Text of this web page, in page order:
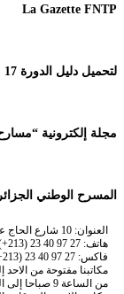
La Gazette FNTP
لتحميل دليل الدورة 17 من المهرجان الوطني للمسرح المحترف
مجلة إلكترونية “مسارح” أكتوبر
المسرح الوطني
العنوان: 10 شارع الحاج عمر، 16000، الجزائر
هاتف: 27 97 40 23 (213+)
فاكس: 27 97 40 23 (213+)
مكاتبنا مفتوحة من
من الساعة 9 صباحا إلى الساعة 17 .